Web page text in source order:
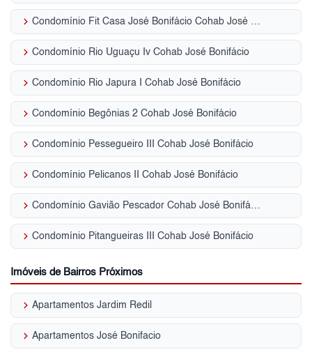
keyboard_arrow_right Condomínio Fit Casa José Bonifácio Cohab José Bonifácio
keyboard_arrow_right Condomínio Rio Uguaçu Iv Cohab José Bonifácio
keyboard_arrow_right Condomínio Rio Japura I Cohab José Bonifácio
keyboard_arrow_right Condomínio Begônias 2 Cohab José Bonifácio
keyboard_arrow_right Condomínio Pessegueiro III Cohab José Bonifácio
keyboard_arrow_right Condomínio Pelicanos II Cohab José Bonifácio
keyboard_arrow_right Condomínio Gavião Pescador Cohab José Bonifácio
keyboard_arrow_right Condomínio Pitangueiras III Cohab José Bonifácio
Imóveis de Bairros Próximos
keyboard_arrow_right Apartamentos Jardim Redil
keyboard_arrow_right Apartamentos José Bonifacio